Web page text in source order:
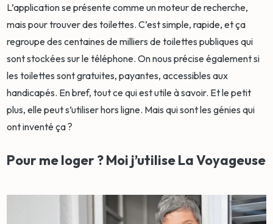
L’application se présente comme un moteur de recherche,
mais pour trouver des toilettes. C’est simple, rapide, et ça
regroupe des centaines de milliers de toilettes publiques qui
sont stockées sur le téléphone. On nous précise également si
les toilettes sont gratuites, payantes, accessibles aux
handicapés. En bref, tout ce qui est utile à savoir. Et le petit
plus, elle peut s’utiliser hors ligne. Mais qui sont les génies qui
ont inventé ça ?
Pour me loger ? Moi j’utilise La Voyageuse